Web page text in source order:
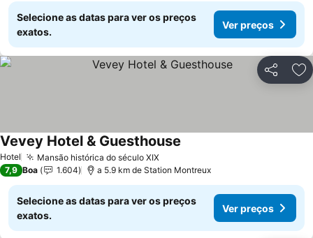
Selecione as datas para ver os preços
exatos.
Ver preços
Partilhar
Hotel Mansão histórica do século XIX
Vevey Hotel & Guesthouse
7,9 Boa 1.604 a 5.9 km de Station Montreux
Selecione as datas para ver os preços
exatos.
Ver preços